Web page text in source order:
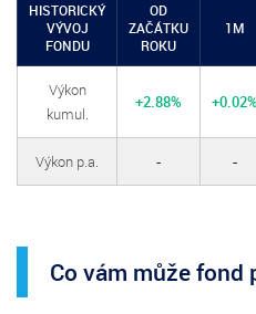
HISTORICKÝ
VÝVOJ
FONDU
OD
ZAČÁTKU
ROKU
1M
Výkon
kumul.
+2.88% +0.02%
Výkon p.a. - -
Co vám může fond